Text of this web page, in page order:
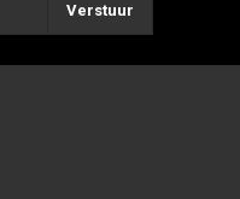
Verstuur